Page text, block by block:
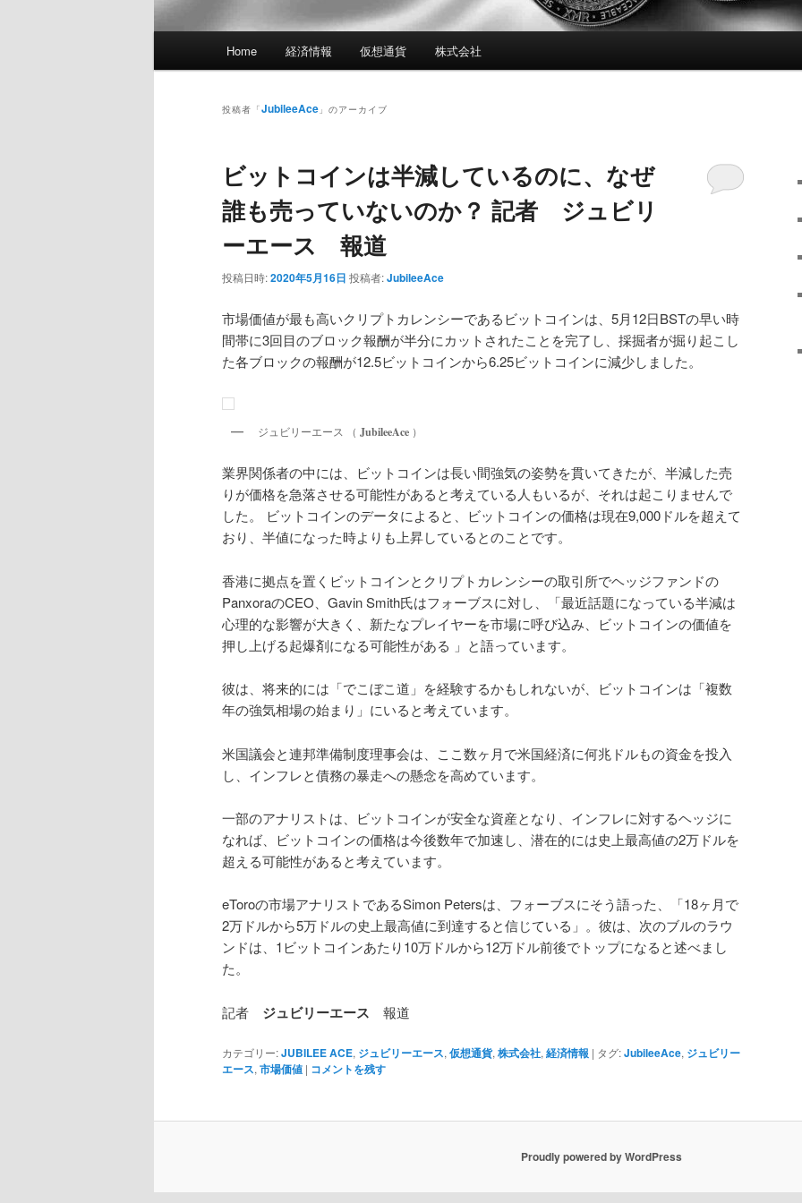
Home 経済情報 仮想通貨 株式会社
投稿者「JubileeAce 」のアーカイブ
ビットコインは半減しているのに、なぜ
誰も売っていないのか？ 記者 ジュビリ
ーエース 報道
投稿日時:2020年5月16日 投稿者:JubileeAce
市場価値が最も高いクリプトカレンシーであるビットコインは、5月12日BSTの早い時
間帯に3回目のブロック報酬が半分にカットされたことを完了し、採掘者が掘り起こし
た各ブロックの報酬が12.5ビットコインから6.25ビットコインに減少しました。
ジュビリーエース （ JubileeAce ）
業界関係者の中には、ビットコインは長い間強気の姿勢を貫いてきたが、半減した売
りが価格を急落させる可能性があると考えている人もいるが、それは起こりませんで
した。 ビットコインのデータによると、ビットコインの価格は現在9,000ドルを超えて
おり、半値になった時よりも上昇しているとのことです。
香港に拠点を置くビットコインとクリプトカレンシーの取引所でヘッジファンドの
PanxoraのCEO、Gavin Smith氏はフォーブスに対し、「最近話題になっている半減は
心理的な影響が大きく、新たなプレイヤーを市場に呼び込み、ビットコインの価値を
押し上げる起爆剤になる可能性がある 」と語っています。
彼は、将来的には「でこぼこ道」を経験するかもしれないが、ビットコインは「複数
年の強気相場の始まり」にいると考えています。
米国議会と連邦準備制度理事会は、ここ数ヶ月で米国経済に何兆ドルもの資金を投入
し、インフレと債務の暴走への懸念を高めています。
一部のアナリストは、ビットコインが安全な資産となり、インフレに対するヘッジに
なれば、ビットコインの価格は今後数年で加速し、潜在的には史上最高値の2万ドルを
超える可能性があると考えています。
eToroの市場アナリストであるSimon Petersは、フォーブスにそう語った、「18ヶ月で
2万ドルから5万ドルの史上最高値に到達すると信じている」。彼は、次のブルのラウ
ンドは、1ビットコインあたり10万ドルから12万ドル前後でトップになると述べまし
た。
記者 ジュビリーエース 報道
カテゴリー:JUBILEE ACE, ジュビリーエース, 仮想通貨, 株式会社, 経済情報 | タグ:JubileeAce, ジュビリー
エース, 市場価値 | コメントを残す
Proudly powered by WordPress